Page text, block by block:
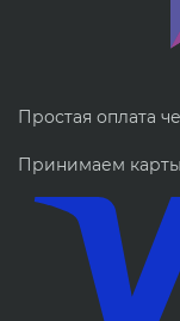
Простая оплата
Принимаем карты